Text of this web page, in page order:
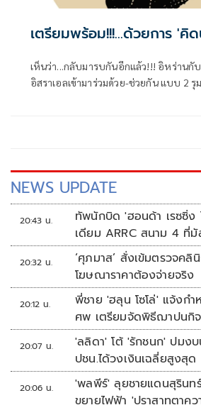
เตรียมพร้อม!!!...ด้วยการ 'คิ
เห็นว่า...กลับมารบกันอีกแล้ว!!! อิหร่านกับ
อิสราเอลเข้ามาร่วมด้วย-ช่วยกัน แบบ 2 รุ
NEWS UPDATE
20:43 น.
ทัพนักบิด 'ฮอนด้า เรซซิ่ง
เดียม ARRC สนาม 4 ที่มั
20:32 น.
‘ศุภมาส’ สั่งเข้มตรวจคลิ
โฆษณาราคาต้องจ่ายจริง
20:12 น.
พี่ชาย 'ฮลุน โซโล่' แจ้งก
ศพ เตรียมจัดพิธีฌาปนกิจ
20:07 น.
'ลลิดา' โต้ 'รักชนก' ปมง
ปชน.ได้วงเงินเฉลี่ยสูงสุด
20:06 น.
'พลพีร์' ลุยชายแดนสุรินท
ขยายไฟฟ้า 'ปราสาทตาค